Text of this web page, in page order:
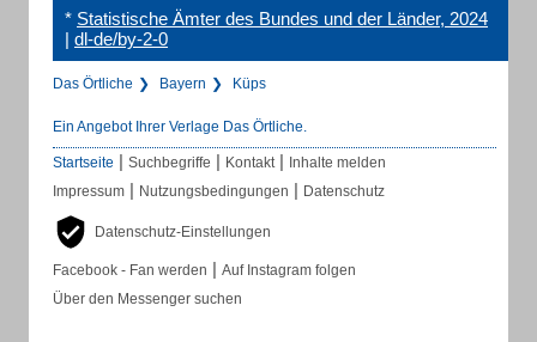
* Statistische Ämter des Bundes und der Länder, 2024
| dl-de/by-2-0
Das Örtliche Bayern Küps
Ein Angebot Ihrer Verlage Das Örtliche.
Startseite | Suchbegriffe | Kontakt | Inhalte melden
Impressum | Nutzungsbedingungen | Datenschutz
Datenschutz-Einstellungen
Facebook - Fan werden | Auf Instagram folgen
Über den Messenger suchen